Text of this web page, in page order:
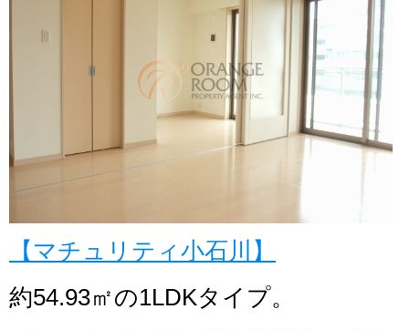
【マチュリティ小石川】
約54.93㎡の1LDKタイプ。